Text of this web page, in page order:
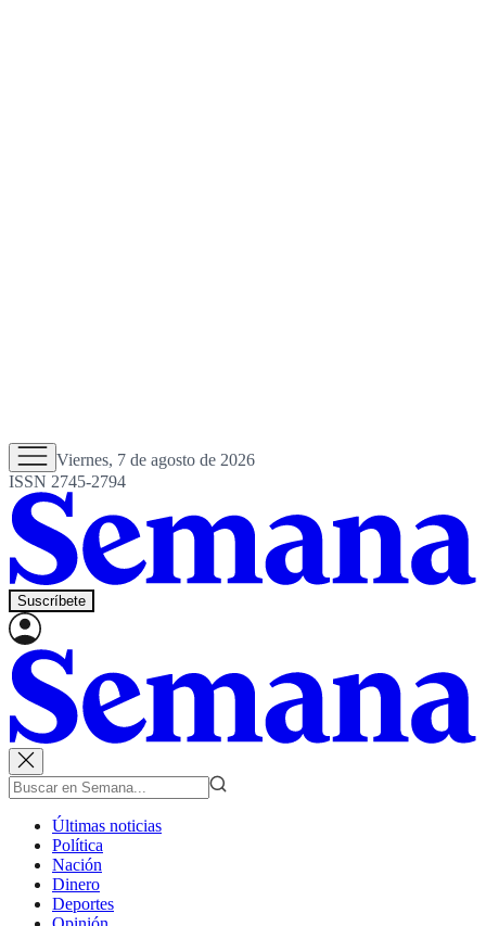
Viernes, 7 de agosto de 2026
ISSN 2745-2794
Suscríbete
Últimas noticias
Política
Nación
Dinero
Deportes